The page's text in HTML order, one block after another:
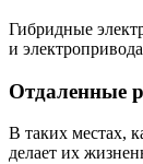
Гибридные
и
Отдаленные
В таких местах,
делает их